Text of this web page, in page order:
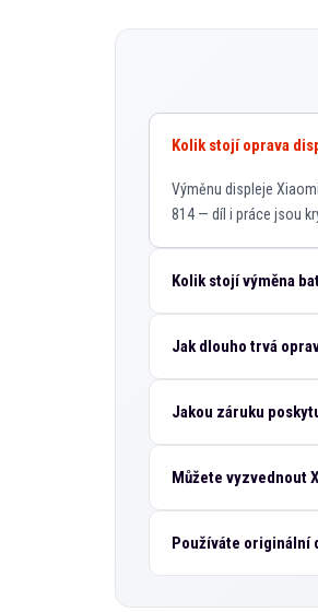
Kolik stojí oprava
Výměnu displeje
814 — díl i práce jsou
Kolik stojí výměna
Jak dlouho trvá
Jakou záruku
Můžete vyzvednout
Používáte originální